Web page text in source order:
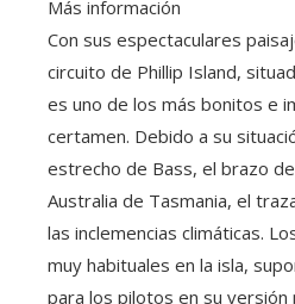
Más información
Con sus espectaculares
circuito de Phillip Island,
es uno de los más bonitos e
certamen. Debido a su
estrecho de Bass, el brazo
Australia de Tasmania, el
las inclemencias climáticas.
muy habituales en la isla,
para los pilotos en su versión